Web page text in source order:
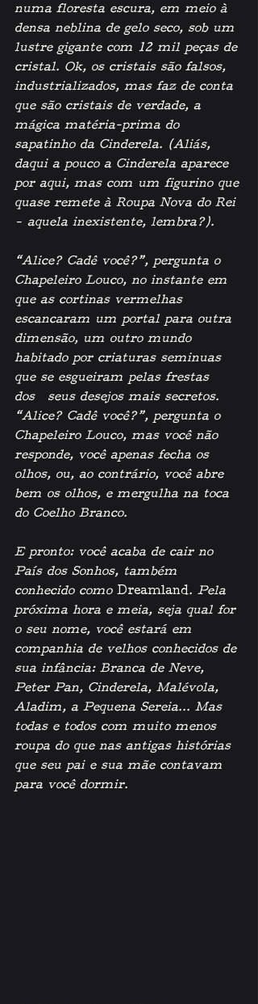
numa floresta escura, em meio à
densa neblina de gelo seco, sob um
lustre gigante com 12 mil peças de
cristal. Ok, os cristais são falsos,
industrializados, mas faz de conta
que são cristais de verdade, a
mágica matéria-prima do
sapatinho da Cinderela. (Aliás,
daqui a pouco a Cinderela aparece
por aqui, mas com um figurino que
quase remete à Roupa Nova do Rei
– aquela inexistente, lembra?).
“Alice? Cadê você?”, pergunta o
Chapeleiro Louco, no instante em
que as cortinas vermelhas
escancaram um portal para outra
dimensão, um outro mundo
habitado por criaturas seminuas
que se esgueiram pelas frestas
dos  seus desejos mais secretos.
“Alice? Cadê você?”, pergunta o
Chapeleiro Louco, mas você não
responde, você apenas fecha os
olhos, ou, ao contrário, você abre
bem os olhos, e mergulha na toca
do Coelho Branco.
E pronto: você acaba de cair no
País dos Sonhos, também
conhecido como Dreamland. Pela
próxima hora e meia, seja qual for
o seu nome, você estará em
companhia de velhos conhecidos de
sua infância: Branca de Neve,
Peter Pan, Cinderela, Malévola,
Aladim, a Pequena Sereia... Mas
todas e todos com muito menos
roupa do que nas antigas histórias
que seu pai e sua mãe contavam
para você dormir.